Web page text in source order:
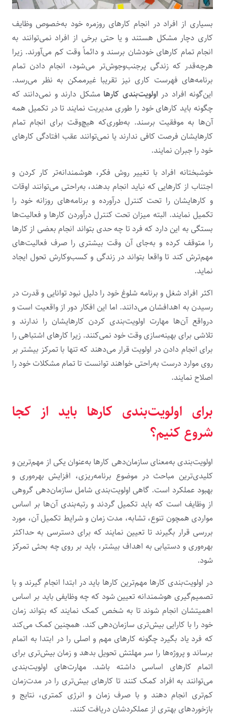
بسیاری از افراد در انجام کارهای روزمره خود به‌خصوص وظایف
کاری دچار مشکل هستند و یا حتی برخی از افراد نمی‌توانند به
انجام تمام کارهای خودشان برسند و دائماً وقت کم می‌آورند. زیرا
هرچه‌قدر که زندگی‌ پرجنب‌وجوش‌تر می‌شود، انجام دادن تمام
برنامه‌های فهرست کاری‌ نیز تقریبا غیرممکن به نظر می‌رسد.
این‌گونه افراد در اولویت‌بندی کارهامشکل دارند و نمی‌دانند که
چگونه باید کارهای خود را طوری مدیریت نمایند تا در تکمیل همه
آن‌ها به موفقیت برسند. به‌طوری‌که هیچ‌وقت برای انجام تمام
کارهایشان فرصت کافی ندارند یا نمی‌توانند عقب افتادگی کارهای
خود را جبران نمایند.
خوشبختانه افراد با تغییر روش فکر، هوشمندانه‌تر کار کردن و
اجتناب از کارهایی که نباید انجام بدهند، به‌راحتی می‌توانند اوقات
و کارهایشان را تحت کنترل درآورده و برنامه‌های روزانه‌ خود را
تکمیل نمایند. البته میزان تحت کنترل درآوردن کارها و فعالیت‌ها
بستگی به این دارد که فرد تا چه‌ حدی بتواند انجام بعضی از کارها
را متوقف کرده و به‌جای آن وقت بیشتری را صرف فعالیت‌های
مهم‌ترش کند تا واقعا بتواند در زندگی و کسب‌وکارش تحول ایجاد
نماید.
اکثر افراد شغل و برنامه شلوغ خود را دلیل نبود توانایی و قدرت در
رسیدن به اهدافشان می‌دانند. اما این افکار دور از واقعیت است و
درواقع آن‌ها مهارت اولویت‌بندی کردن کارهایشان را ندارند و
تلاشی برای بهینه‌سازی وقت خود نمی‌کنند. زیرا کارهای اشتباهی را
برای انجام‌ دادن در اولویت قرار می‌دهند که تنها با تمرکز بیشتر بر
روی موارد درست به‌راحتی خواهند توانست تا تمام مشکلات خود را
اصلاح نمایند.
برای اولویت‌بندی کارها باید از کجا
شروع کنیم؟
اولویت‌بندی به‌معنای سازمان‌دهی کارها به‌عنوان یکی از مهم‌ترین و
کلیدی‌ترین مباحث در موضوع برنامه‌ریزی، افزایش بهره‌وری و
بهبود عملکرد است. گاهی اولویت‌بندی شامل سازمان‌دهی گروهی
از وظایف است که باید تکمیل گردند و رتبه‌بندی آن‌ها بر اساس
مواردی همچون تنوع، تشابه، مدت زمان و شرایط تکمیل آن، مورد
بررسی قرار بگیرند تا تعیین نمایند که برای دسترسی به حداکثر
بهره‌وری و دستیابی به اهداف بیشتر، باید بر روی چه بحثی تمرکز
شود.
در اولویت‌بندی کارها مهم‌ترین کارها باید در ابتدا انجام گیرند و با
تصمیم‌گیری هوشمندانه تعیین شود که چه وظایفی باید بر اساس
اهمیتشان انجام شوند تا به شخص کمک نمایند که بتواند زمان
خود را با کارایی بیش‌تری سازمان‌دهی کند. همچنین کمک می‌کند
که فرد یاد بگیرد چگونه کارهای مهم و اصلی را در ابتدا به اتمام
برساند و پروژه‌ها را سر مهلتش تحویل بدهد و زمان بیش‌تری برای
اتمام کارهای اساسی داشته‌ باشد. مهارت‌های اولویت‌بندی
می‌توانند به افراد کمک کنند تا کارهای بیش‌تری را در مدت‌زمان
کم‌تری انجام دهند و با صرف زمان و انرژی کمتری، نتایج و
بازخوردهای بهتری از عملکردشان دریافت کنند.